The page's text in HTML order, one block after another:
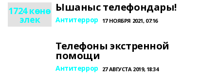
1724 көнө
элек
Ышаныс телефондары!
Антитеррор 17 НОЯБРЯ 2021, 07:16
Телефоны экстренной
помощи
Антитеррор 27 АВГУСТА 2019, 18:34